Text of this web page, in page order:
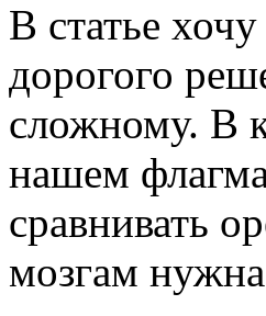
В статье
дорогого
сложному. В
нашем
сравнивать
мозгам